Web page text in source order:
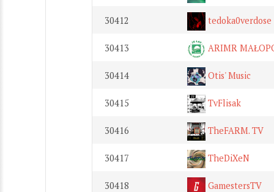
30412 tedoka0verdose
30413 ARIMR
30414 Otis' Music
30415 TvFlisak
30416 TheFARM. TV
30417 TheDiXeN
30418 GamestersTV